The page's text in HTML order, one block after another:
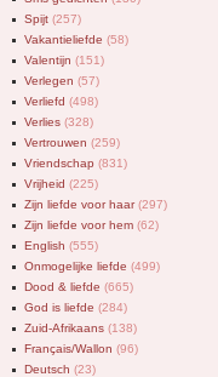
Spijt (257)
Vakantieliefde (58)
Valentijn (151)
Verlegen (57)
Verliefd (498)
Verlies (328)
Vertrouwen (259)
Vriendschap (831)
Vrijheid (225)
Zijn liefde voor haar(297)
Zijn liefde voor hem (62)
English (555)
Onmogelijke liefde (499)
Dood & liefde (665)
God is liefde (284)
Zuid-Afrikaans (138)
Français/Wallon (96)
Deutsch (23)